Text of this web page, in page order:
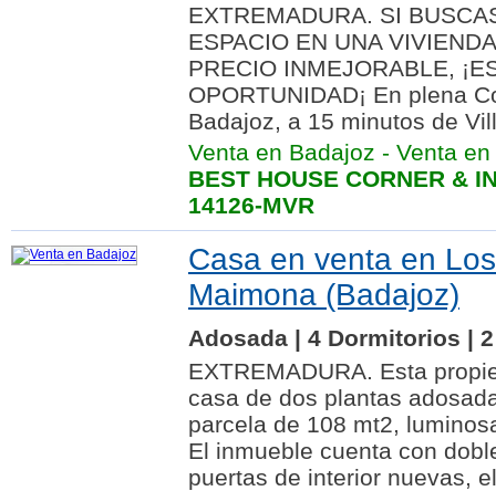
EXTREMADURA. SI
ESPACIO EN UNA
PRECIO INMEJORABLE,
OPORTUNIDAD¡ En plena
Badajoz, a 15 minutos de
Venta en Badajoz - Venta
BEST HOUSE CORNER &
14126-MVR
Casa en venta en
Maimona (Badajoz)
Adosada | 4 Dormitorios |
EXTREMADURA. Esta
casa de dos plantas
parcela de 108 mt2,
El inmueble cuenta con
puertas de interior nuevas,